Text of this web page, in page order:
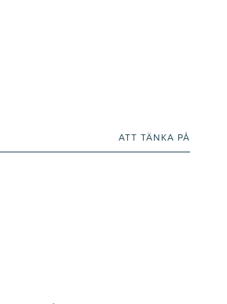
ATT TÄNKA PÅ